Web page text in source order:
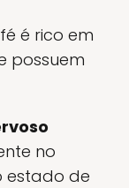
é rico em
possuem
no
estado de